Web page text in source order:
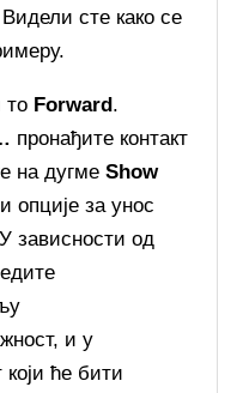
сте како се
то Forward.
пронађите контакт
на дугмеShow
опције за унос
зависности од
и у
који ће бити